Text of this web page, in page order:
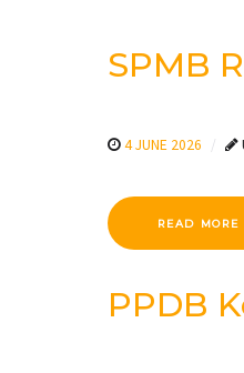
SPMB
4 JUNE 2026
READ MORE
PPDB